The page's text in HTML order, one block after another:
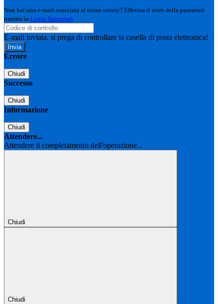
Non hai una e-mail associata al nome utente? Effettua il reset della password
tramite la Login Spaggiari
E-mail inviata, si prega di controllare la casella di posta elettronica!
Errore
Chiudi
Successo
Chiudi
Informazione
Chiudi
Attendere...
Attendere il completamento dell'operazione...
Chiudi
Chiudi